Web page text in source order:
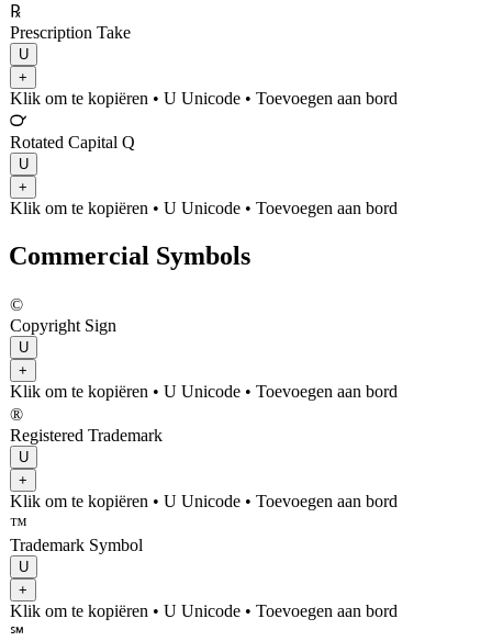
℞
Prescription Take
U
+
Klik om te kopiëren • U Unicode • Toevoegen aan bord
℺
Rotated Capital Q
U
+
Klik om te kopiëren • U Unicode • Toevoegen aan bord
Commercial Symbols
©
Copyright Sign
U
+
Klik om te kopiëren • U Unicode • Toevoegen aan bord
®
Registered Trademark
U
+
Klik om te kopiëren • U Unicode • Toevoegen aan bord
™
Trademark Symbol
U
+
Klik om te kopiëren • U Unicode • Toevoegen aan bord
℠